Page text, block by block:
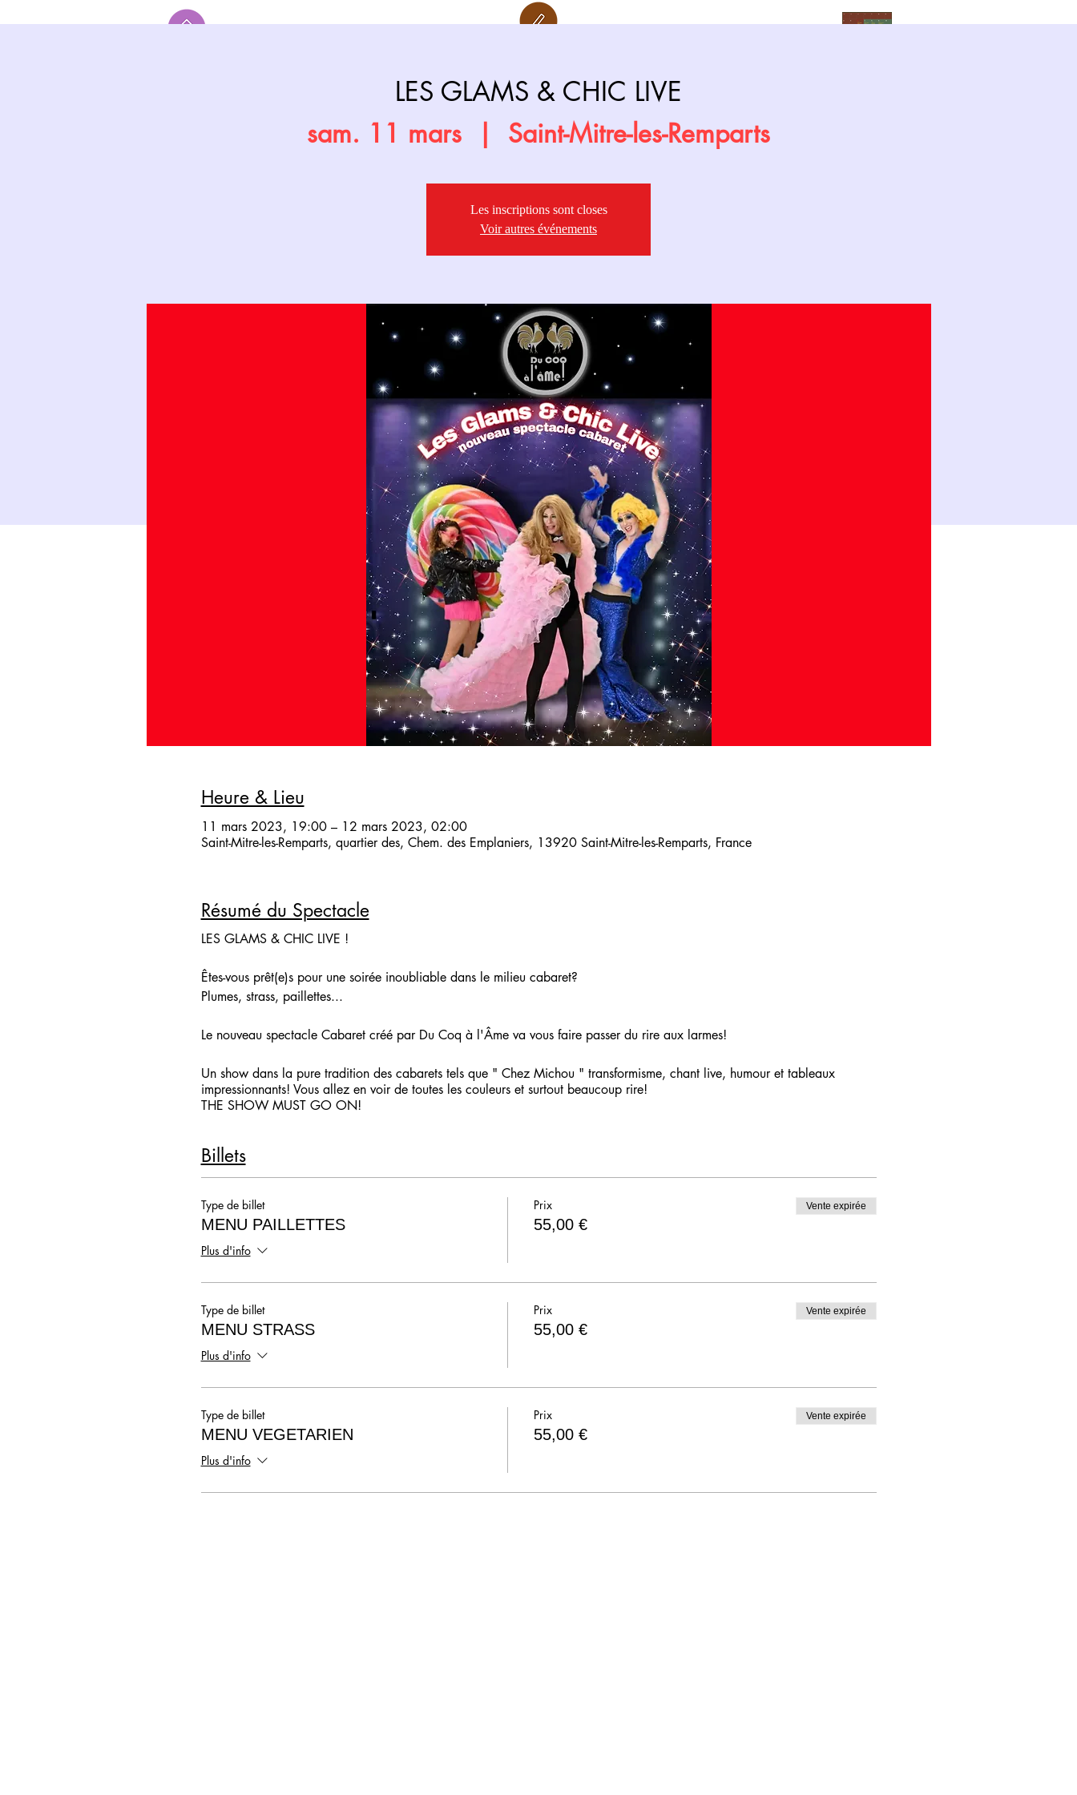
LES GLAMS & CHIC LIVE
sam. 11 mars Saint-Mitre-les-Remparts
Les inscriptions sont closes
Voir autres événements
Heure & Lieu
11 mars 2023, 19:00 – 12 mars 2023, 02:00
Saint-Mitre-les-Remparts, quartier des, Chem. des Emplaniers, 13920 Saint-Mitre-les-Remparts, France
Résumé du Spectacle
LES GLAMS & CHIC LIVE !
Êtes-vous prêt(e)s pour une soirée inoubliable dans le milieu cabaret?
Plumes, strass, paillettes...
Le nouveau spectacle Cabaret créé par Du Coq à l'Âme va vous faire passer du rire aux larmes!
Un show dans la pure tradition des cabarets tels que " Chez Michou " transformisme, chant live, humour et tableaux
impressionnants! Vous allez en voir de toutes les couleurs et surtout beaucoup rire!
THE SHOW MUST GO ON!
Billets
Type de billet
MENU PAILLETTES
Plus d'info
Prix
55,00 €
Vente expirée
Type de billet
MENU STRASS
Plus d'info
Prix
55,00 €
Vente expirée
Type de billet
MENU VEGETARIEN
Plus d'info
Prix
55,00 €
Vente expirée